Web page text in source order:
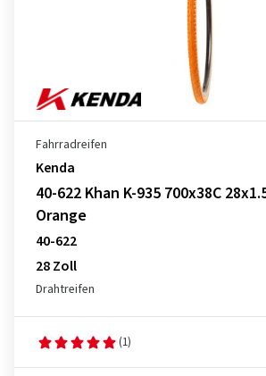
Fahrradreifen
Kenda
40-622 Khan K-935 700x38C
Orange
40-622
28 Zoll
Drahtreifen
(1)